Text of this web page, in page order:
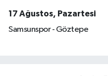
17 Ağustos, Pazartesi
Samsunspor - Göztepe